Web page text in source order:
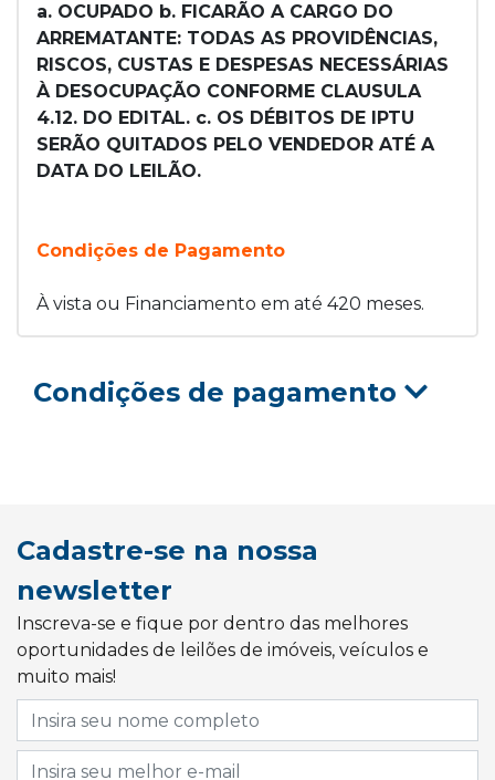
a. OCUPADO b. FICARÃO A CARGO DO
ARREMATANTE: TODAS AS PROVIDÊNCIAS,
RISCOS, CUSTAS E DESPESAS NECESSÁRIAS
À DESOCUPAÇÃO CONFORME CLAUSULA
4.12. DO EDITAL. c. OS DÉBITOS DE IPTU
SERÃO QUITADOS PELO VENDEDOR ATÉ A
DATA DO LEILÃO.
Condições de Pagamento
À vista ou Financiamento em até 420 meses.
Condições de pagamento
Cadastre-se na nossa
newsletter
Inscreva-se e fique por dentro das melhores
oportunidades de leilões de imóveis, veículos e
muito mais!